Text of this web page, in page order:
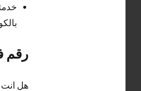
رقم
هل انت